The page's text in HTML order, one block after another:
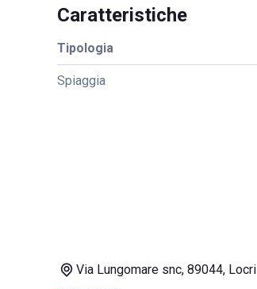
Caratteristiche
Tipologia
Spiaggia
Via Lungomare snc, 89044, Locri